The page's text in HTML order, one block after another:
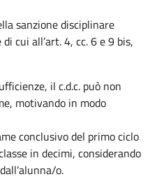
sanzione disciplinare
di cui all’art. 4, cc. 6 e 9 bis,
il c.d.c. può non
motivando in modo
conclusivo del primo ciclo
in decimi, considerando
o.